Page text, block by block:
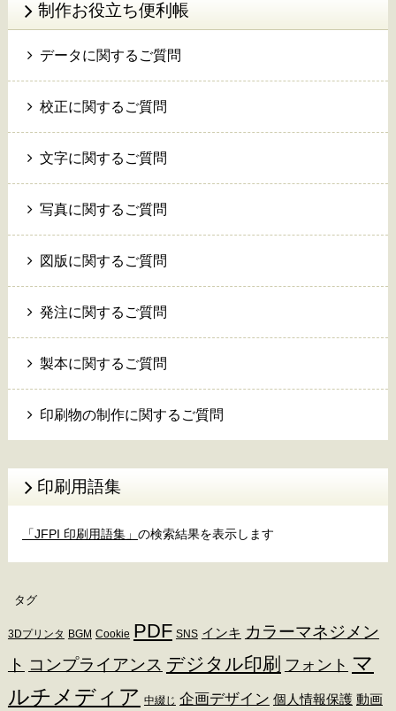
制作お役立ち便利帳
データに関するご質問
校正に関するご質問
文字に関するご質問
写真に関するご質問
図版に関するご質問
発注に関するご質問
製本に関するご質問
印刷物の制作に関するご質問
印刷用語集
「JFPI 印刷用語集」 の検索結果を表示します
タグ
3Dプリンタ BGM Cookie PDF SNS インキ カラーマネジメン
ト コンプライアンス デジタル印刷 フォント マ
ルチメディア 中綴じ 企画デザイン 個人情報保護 動画